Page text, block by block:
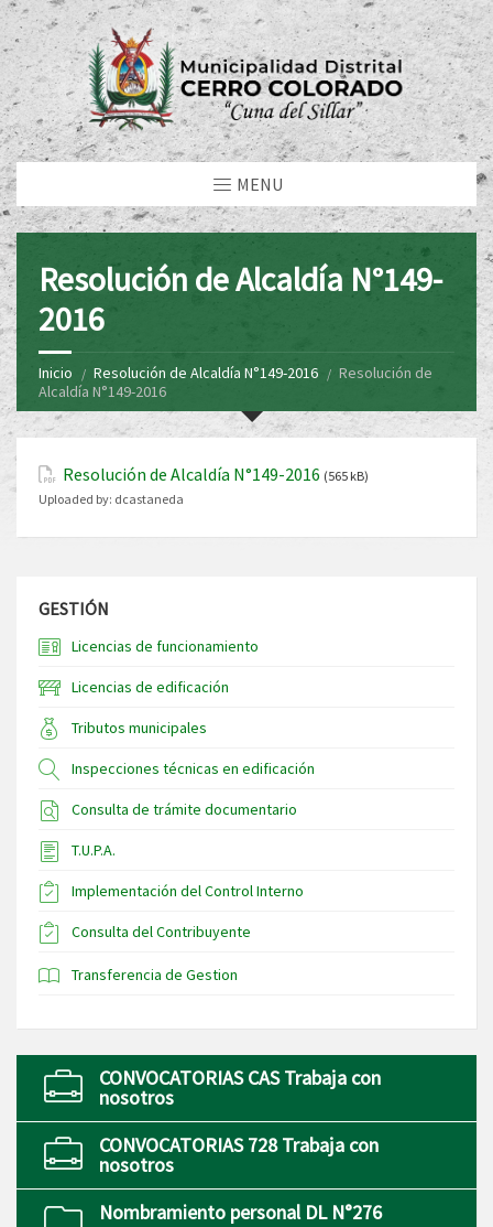
MENU
Resolución de Alcaldía N°149-
2016
Inicio Resolución de Alcaldía N°149-2016
Resolución de
Alcaldía N°149-2016
Resolución de Alcaldía N°149-2016 (565 kB)
Uploaded by: dcastaneda
GESTIÓN
Licencias de funcionamiento
Licencias de edificación
Tributos municipales
Inspecciones técnicas en edificación
Consulta de trámite documentario
T.U.P.A.
Implementación del Control Interno
Consulta del Contribuyente
Transferencia de Gestion
CONVOCATORIAS CAS Trabaja con
nosotros
CONVOCATORIAS 728 Trabaja con
nosotros
Nombramiento personal DL N°276